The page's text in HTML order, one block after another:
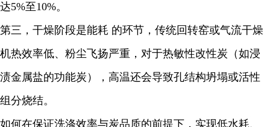
达5%至10%。
第三，干燥阶段是能耗 的环节，传统回转窑或气流干燥
机热效率低、粉尘飞扬严重，对于热敏性改性炭（如浸
渍金属盐的功能炭），高温还会导致孔结构坍塌或活性
组分烧结。
如何在保证洗涤效率与炭品质的前提下，实现低水耗、